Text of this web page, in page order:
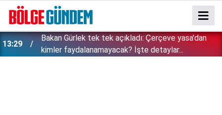
13:29
Bakan Gürlek tek tek açıkladı: Çerçeve yasa'dan
kimler faydalanamayacak? İşte detaylar...